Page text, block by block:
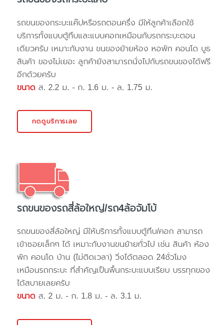
รถขนของกระบะแค๊ปหรือรถตอนครึ่ง มีให้ลูกค้าเลือกใช้
บริการทั้งแบบตู้ทึบและแบบคอกเหมือนกับรถกระบะตอน
เดียวครับ เหมาะกับงาน ขนของย้ายห้อง หอพัก คอนโด บูธ
สินค้า ของไม่เยอะ ลูกค้ายังสามารถนั่งไปกับรถขนของได้ฟรี
อีกด้วยครับ
ขนาด ส. 2.2 ม. - ก. 1.6 ม. - ล. 1.75 ม.
กดดูบริการเลย
รถขนของรถสี่ล้อใหญ่/รถ4ล้อจัมโบ้
รถขนของสี่ล้อใหญ่ มีให้บริการทั้งแบบตู้ทึบ/คอก สามารถ
เข้าซอยเล็กๆ ได้ เหมาะกับงานขนย้ายทั่วไป เช่น สินค้า ห้อง
พัก คอนโด บ้าน (ไม่ติดเวลา) วิ่งได้ตลอด 24ชั่วโมง
เหมือนรถกระบะ ที่สำคัญเป็นพื้นกระบะแบบเรียบ บรรทุกของ
ได้สบายเลยครับ
ขนาด ส. 2 ม. - ก. 1.8 ม. - ล. 3.1 ม.